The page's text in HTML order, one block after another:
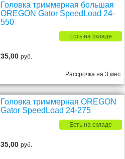
Головка триммерная большая
OREGON Gator SpeedLoad 24-
550
Есть на складе
35,00руб.
Рассрочка на 3 мес.
Головка триммерная OREGON
Gator SpeedLoad 24-275
Есть на складе
35,00руб.